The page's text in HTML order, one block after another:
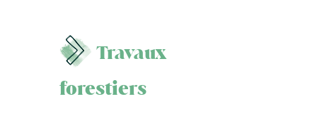
Travaux
forestiers